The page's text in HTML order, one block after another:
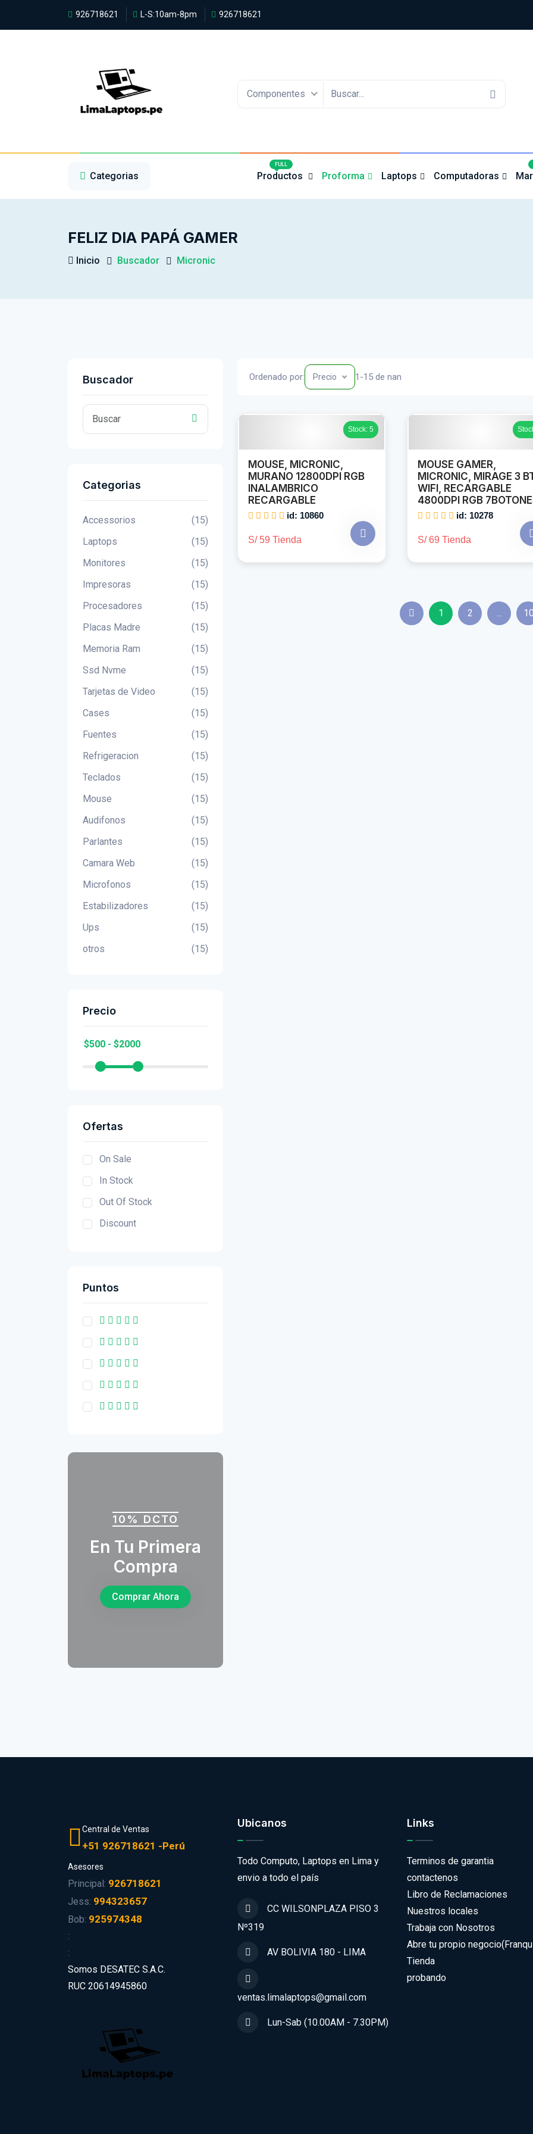
926718621 L-S:10am-8pm 926718621
Componentes
Categorias
Productos
FULL
Proforma Laptops Computadoras
FELIZ DIA PAPÁ GAMER
Inicio Buscador Micronic
Buscador
Categorias
Accessorios
(15)
Laptops
(15)
Monitores
(15)
Impresoras
(15)
Procesadores
(15)
Placas Madre
(15)
Memoria Ram
(15)
Ssd Nvme
(15)
Tarjetas de Video
(15)
Cases
(15)
Fuentes
(15)
Refrigeracion
(15)
Teclados
(15)
Mouse
(15)
Audifonos
(15)
Parlantes
(15)
Camara Web
(15)
Microfonos
(15)
Estabilizadores
(15)
Ups
(15)
otros
(15)
Precio
Ofertas
On Sale
In Stock
Out Of Stock
Discount
Puntos
10% DCTO
En Tu Primera
Compra
Comprar Ahora
Ordenado por: Precio 1-15 de nan
Stock: 5
MOUSE, MICRONIC,
MURANO 12800DPI RGB
INALAMBRICO
RECARGABLE
id: 10860
S/ 59 Tienda
MOUSE GAMER,
MICRONIC, MIRAGE 3
WIFI, RECARGABLE
4800DPI RGB
id: 10278
S/ 69 Tienda
1 2 ...
Central de Ventas
+51 926718621 -Perú
Asesores
Principal: 926718621
Jess: 994323657
Bob: 925974348
:
:
Somos DESATEC S.A.C.
RUC 20614945860
Ubicanos
Todo Computo, Laptops en Lima y
envio a todo el país
CC WILSONPLAZA PISO 3
Nº319
AV BOLIVIA 180 - LIMA
ventas.limalaptops@gmail.com
Lun-Sab (10.00AM - 7.30PM)
Links
Terminos de garantia
contactenos
Libro de Reclamaciones
Nuestros locales
Trabaja con Nosotros
Abre tu propio
Tienda
probando